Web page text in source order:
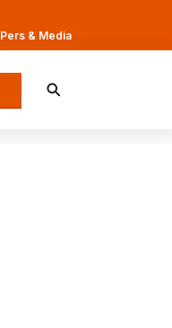
Pers & Media